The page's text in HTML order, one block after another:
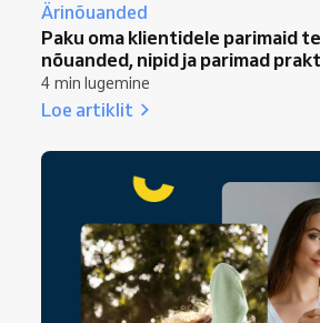
Ärinõuanded
Paku oma klientidele parimaid
nõuanded, nipid ja parimad
4 min lugemine
Loe artiklit